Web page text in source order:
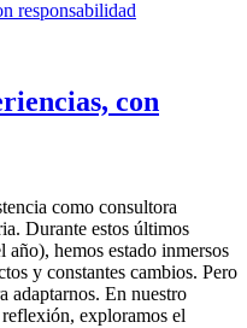
con
como consultora
Durante estos últimos
año), hemos estado inmersos
y constantes cambios. Pero
adaptarnos. En nuestro
exploramos el